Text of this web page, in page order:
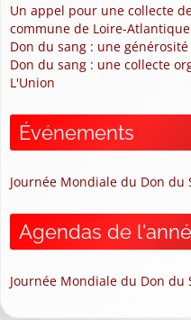
Un appel pour une collecte
commune de Loire-
Don du sang : une
Don du sang : une collecte
L'Union
Événements
Journée Mondiale du Don du
Agendas de
Journée Mondiale du Don du